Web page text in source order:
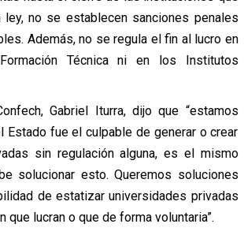
ley, no se establecen sanciones penales
Además, no se regula el fin al lucro en
Técnica ni en los Institutos
Gabriel Iturra, dijo que “estamos
Estado fue el culpable de generar o crear
sin regulación alguna, es el mismo
solucionar esto. Queremos soluciones
de estatizar universidades privadas
que lucran o que de forma voluntaria”.